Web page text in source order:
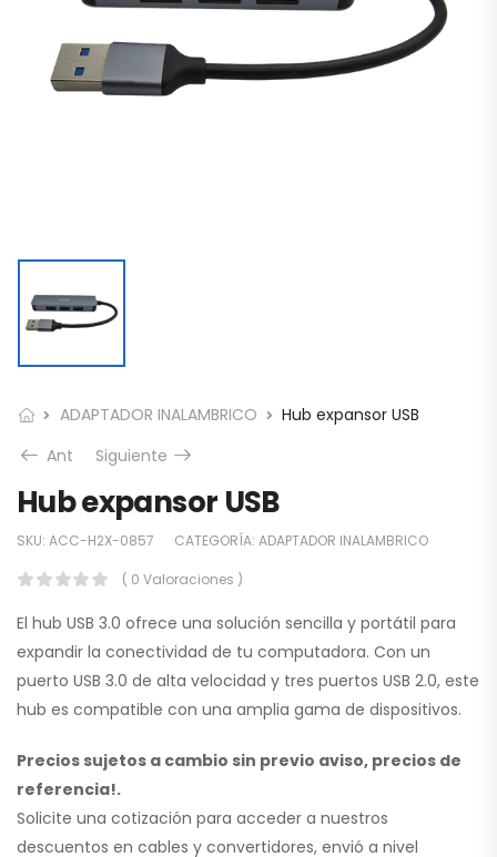
ADAPTADOR INALAMBRICO
Hub expansor USB
Ant
Siguiente
Hub expansor USB
SKU: ACC-H2X-0857 CATEGORÍA: ADAPTADOR INALAMBRICO
( 0 Valoraciones )
El hub USB 3.0 ofrece una solución sencilla y portátil para
expandir la conectividad de tu computadora. Con un
puerto USB 3.0 de alta velocidad y tres puertos USB 2.0, este
hub es compatible con una amplia gama de dispositivos.
Precios sujetos a cambio sin previo aviso, precios de
referencia!.
Solicite una cotización para acceder a nuestros
descuentos en cables y convertidores, envió a nivel